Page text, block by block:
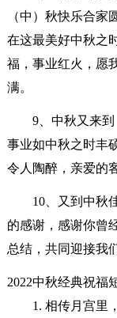
（中）秋快乐合家
在这最美好中秋之
福，事业红火，愿
满。
9、中秋又来
事业如中秋之时丰
令人陶醉，亲爱的
10、又到中秋
的感谢，感谢你曾
总结，共同迎接我
2022中秋经典祝福
1. 相传月宫里